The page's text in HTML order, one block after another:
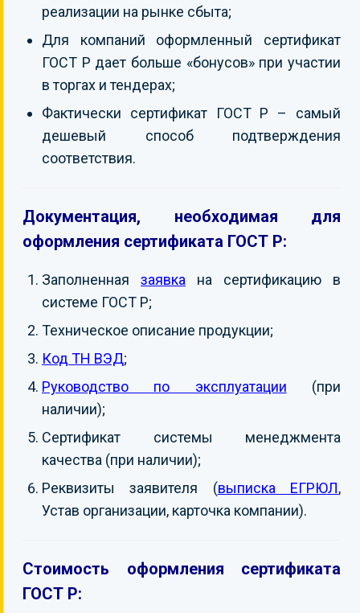
реализации на рынке сбыта;
Для компаний оформленный сертификат
ГОСТ Р дает больше «бонусов» при участии
в торгах и тендерах;
Фактически сертификат ГОСТ Р – самый
дешевый способ подтверждения
соответствия.
Документация, необходимая для
оформления сертификата ГОСТ Р:
Заполненная заявка на сертификацию в
системе ГОСТ Р;
Техническое описание продукции;
Код ТН ВЭД;
Руководство по эксплуатации
(при
наличии);
Сертификат системы менеджмента
качества (при наличии);
Реквизиты заявителя (выписка ЕГРЮЛ,
Устав организации, карточка компании).
Стоимость оформления сертификата
ГОСТ Р: